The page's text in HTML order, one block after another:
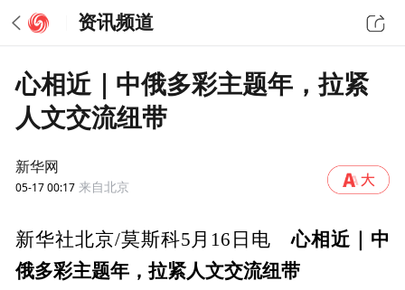
资讯频道
心相近｜中俄多彩主题年，拉紧
人文交流纽带
新华网
05-17 00:17 来自北京
新华社北京/莫斯科5月16日电心相近｜中
俄多彩主题年，拉紧人文交流纽带